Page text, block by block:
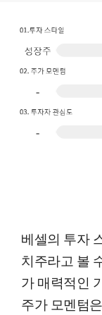
베셀의 투자
치주라고 볼
가 매력적인
주가 모멘텀